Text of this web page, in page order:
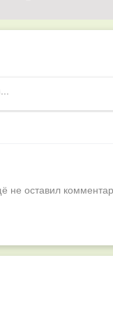
не оставил